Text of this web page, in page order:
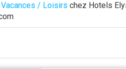
/ Loisirs chez Hotels